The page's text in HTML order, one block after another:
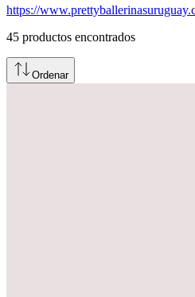
https://
45 productos encontrados
Ordenar